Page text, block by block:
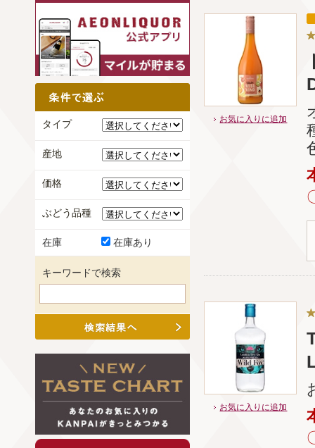
お気に入りに追加
お気に入りに追加
タイプ
産地
価格
ぶどう品種
在庫 在庫あり
キーワードで検索